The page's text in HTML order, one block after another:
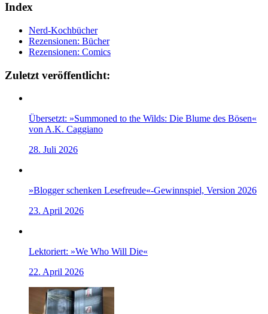
Index
Nerd-Kochbücher
Rezensionen: Bücher
Rezensionen: Comics
Zuletzt veröffentlicht:
Übersetzt: »Summoned to the Wilds: Die Blume des Bösen«
von A.K. Caggiano
28. Juli 2026
»Blogger schenken Lesefreude«-Gewinnspiel, Version 2026
23. April 2026
Lektoriert: »We Who Will Die«
22. April 2026